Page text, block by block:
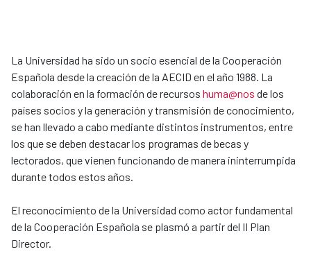
La Universidad ha sido un socio esencial de la Cooperación
Española desde la creación de la AECID en el año 1988. La
colaboración en la formación de recursos huma@nos de los
países socios y la generación y transmisión de conocimiento,
se han llevado a cabo mediante distintos instrumentos, entre
los que se deben destacar los programas de becas y
lectorados, que vienen funcionando de manera ininterrumpida
durante todos estos años.
El reconocimiento de la Universidad como actor fundamental
de la Cooperación Española se plasmó a partir del II Plan
Director.